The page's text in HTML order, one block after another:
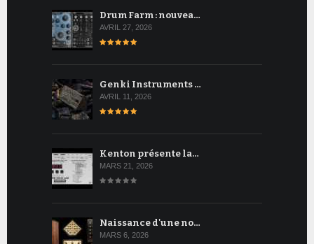
Drum Farm : nouvea…
AVRIL 27, 2026
Genki Instruments …
AVRIL 11, 2026
Kenton présente la…
MARS 21, 2026
Naissance d'une no…
MARS 6, 2026